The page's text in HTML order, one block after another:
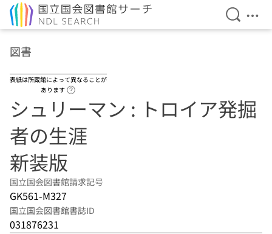
検索を
メ
図書
表紙は所蔵館によって異なることが
あります
シュリーマン : トロイア発掘
者の生涯
新装版
国立国会図書館請求記号
GK561-M327
国立国会図書館書誌ID
031876231